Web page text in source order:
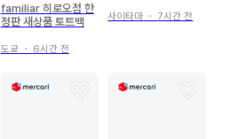
familiar 히로오점 한
정판 새상품 토트백
도쿄 ・ 6시간 전
사이타마 ・ 7시간 전